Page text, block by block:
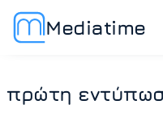
Mediatime
πρώτη